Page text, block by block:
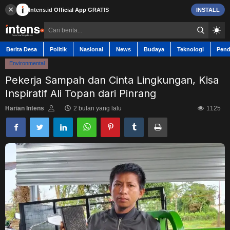
× Intens.id Official App GRATIS INSTALL
Berita Desa Politik Nasional News Budaya Teknologi
Contact
Politik
Nasional
News
Environmental
Pekerja Sampah dan Cinta Lingkungan, Kisa
Inspiratif Ali Topan dari Pinrang
Harian Intens 2 bulan yang lalu 1125